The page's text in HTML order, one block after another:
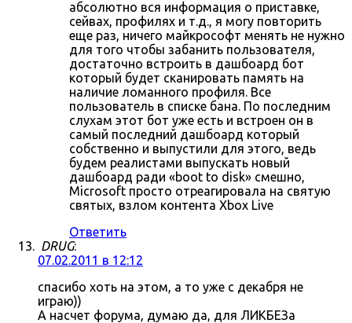
абсолютно вся информация о приставке,
сейвах, профилях и т.д., я могу повторить
еще раз, ничего майкрософт менять не нужно
для того чтобы забанить пользователя,
достаточно встроить в дашбоард бот
который будет сканировать память на
наличие ломанного профиля. Все
пользователь в списке бана. По последним
слухам этот бот уже есть и встроен он в
самый последний дашбоард который
собственно и выпустили для этого, ведь
будем реалистами выпускать новый
дашбоард ради «boot to disk» смешно,
Microsoft просто отреагировала на святую
святых, взлом контента Xbox Live
Ответить
DRUG:
07.02.2011 в 12:12
спасибо хоть на этом, а то уже с декабря не
играю))
А насчет форума, думаю да, для ЛИКБЕЗа